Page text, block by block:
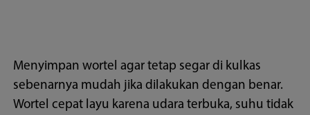
Menyimpan wortel agar tetap segar di kulkas
sebenarnya mudah jika dilakukan dengan benar.
Wortel cepat layu karena udara terbuka, suhu tidak